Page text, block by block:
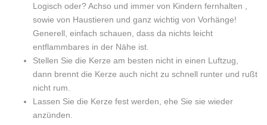
Gelb"
Facebook
in
Gelb"
on
Twitter
Gelb"
on
Google
Plus
Gelb"
on
Pinterest
Gelb"
on
LinkedIn
Logisch oder? Achso und immer von Kindern fernhalten ,
sowie von Haustieren und ganz wichtig von Vorhänge!
Generell, einfach schauen, dass da nichts leicht
entflammbares in der Nähe ist.
Stellen Sie die Kerze am besten nicht in einen Luftzug,
dann brennt die Kerze auch nicht zu schnell runter und rußt
nicht rum.
Lassen Sie die Kerze fest werden, ehe Sie sie wieder
anzünden.